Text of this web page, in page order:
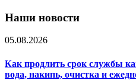
Наши новости
05.08.2026
Как продлить срок службы
вода, накипь, очистка и